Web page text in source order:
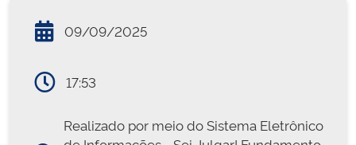
09/09/2025
17:53
Realizado por meio do Sistema Eletrônico